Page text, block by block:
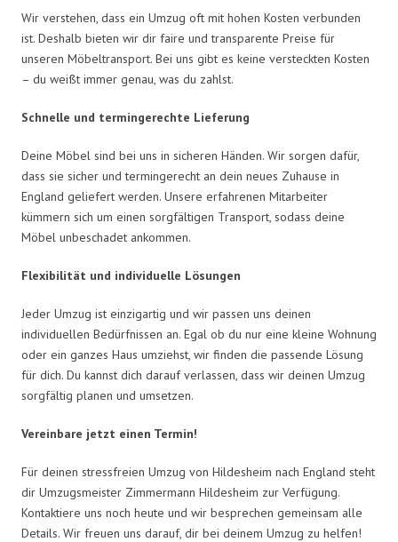
Wir verstehen, dass ein Umzug oft mit hohen Kosten verbunden
ist. Deshalb bieten wir dir faire und transparente Preise für
unseren Möbeltransport. Bei uns gibt es keine versteckten Kosten
– du weißt immer genau, was du zahlst.
Schnelle und termingerechte Lieferung
Deine Möbel sind bei uns in sicheren Händen. Wir sorgen dafür,
dass sie sicher und termingerecht an dein neues Zuhause in
England geliefert werden. Unsere erfahrenen Mitarbeiter
kümmern sich um einen sorgfältigen Transport, sodass deine
Möbel unbeschadet ankommen.
Flexibilität und individuelle Lösungen
Jeder Umzug ist einzigartig und wir passen uns deinen
individuellen Bedürfnissen an. Egal ob du nur eine kleine Wohnung
oder ein ganzes Haus umziehst, wir finden die passende Lösung
für dich. Du kannst dich darauf verlassen, dass wir deinen Umzug
sorgfältig planen und umsetzen.
Vereinbare jetzt einen Termin!
Für deinen stressfreien Umzug von Hildesheim nach England steht
dir Umzugsmeister Zimmermann Hildesheim zur Verfügung.
Kontaktiere uns noch heute und wir besprechen gemeinsam alle
Details. Wir freuen uns darauf, dir bei deinem Umzug zu helfen!